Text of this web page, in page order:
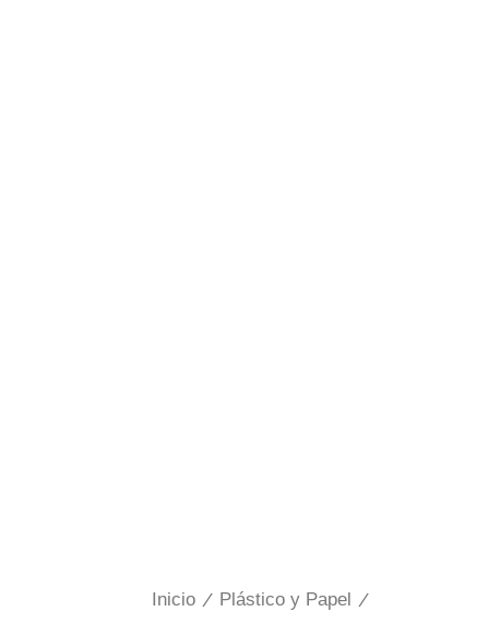
Inicio / Plástico y Papel /